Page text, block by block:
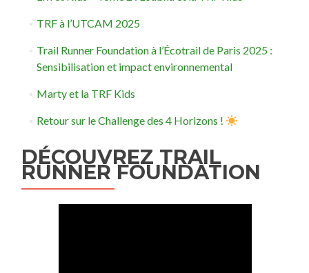
TRF à l’UTCAM 2025
Trail Runner Foundation à l’Écotrail de Paris 2025 :
Sensibilisation et impact environnemental
Marty et la TRF Kids
Retour sur le Challenge des 4 Horizons !
DÉCOUVREZ TRAIL
RUNNER FOUNDATION